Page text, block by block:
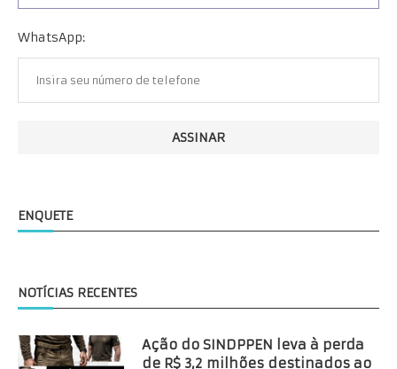
WhatsApp:
ENQUETE
NOTÍCIAS RECENTES
Ação do SINDPPEN leva à perda
de R$ 3,2 milhões destinados ao